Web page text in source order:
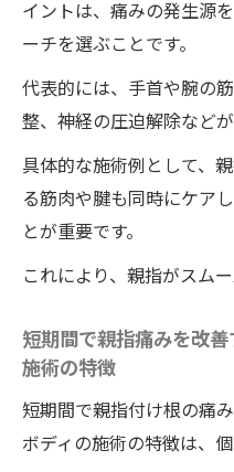
イントは、痛みの発生源
ーチを選ぶことです。
代表的には、手首や腕の
整、神経の圧迫解除などが
具体的な施術例として、
る筋肉や腱も同時にケア
とが重要です。
これにより、親指がスム
短期間で親指痛みを改
施術の特徴
短期間で親指付け根の痛
ボディの施術の特徴は、